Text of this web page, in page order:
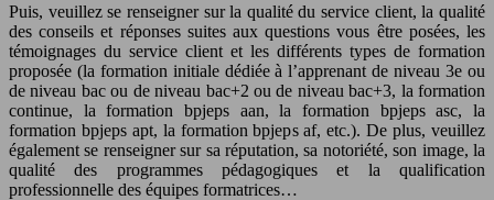
Puis, veuillez se renseigner sur la qualité du service client, la qualité
des conseils et réponses suites aux questions vous être posées, les
témoignages du service client et les différents types de formation
proposée (la formation initiale dédiée à l’apprenant de niveau 3e ou
de niveau bac ou de niveau bac+2 ou de niveau bac+3, la formation
continue, la formation bpjeps aan, la formation bpjeps asc, la
formation bpjeps apt, la formation bpjeps af, etc.). De plus, veuillez
également se renseigner sur sa réputation, sa notoriété, son image, la
qualité des programmes pédagogiques et la qualification
professionnelle des équipes formatrices…